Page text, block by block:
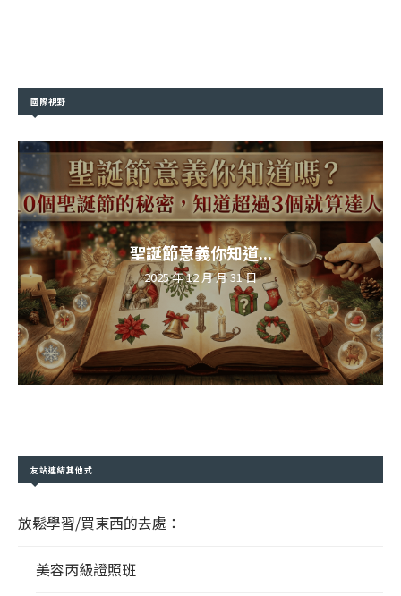
國際視野
聖誕節意義你知道...
2025 年 12 月 月 31 日
友站連結其他式
放鬆學習/買東西的去處：
美容丙級證照班